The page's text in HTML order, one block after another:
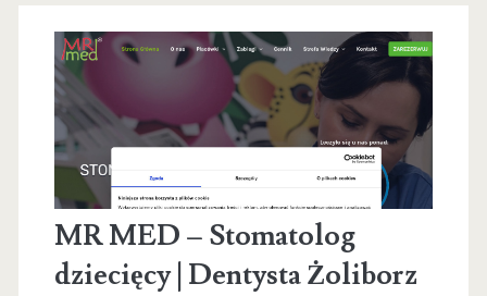
Kategoria:
Dla
zdrowia
MR MED – Stomatolog
dziecięcy | Dentysta Żoliborz